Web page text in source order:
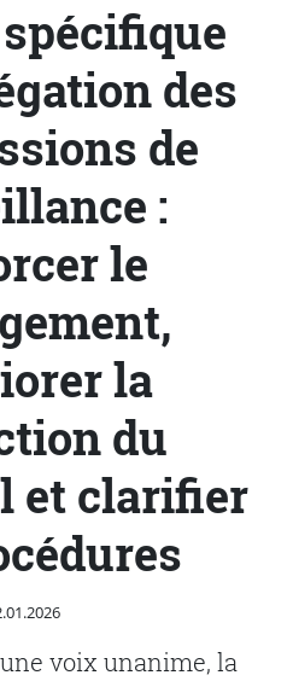
des
de
:
le
la
du
et clarifier
le
voix unanime, la